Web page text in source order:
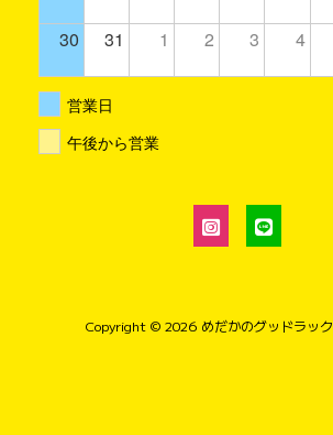
30 31 1 2 3 4
営業日
午後から営業
Copyright © 2026 めだかのグッドラック